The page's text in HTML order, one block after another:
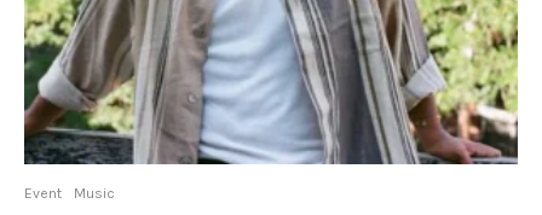
Event Music